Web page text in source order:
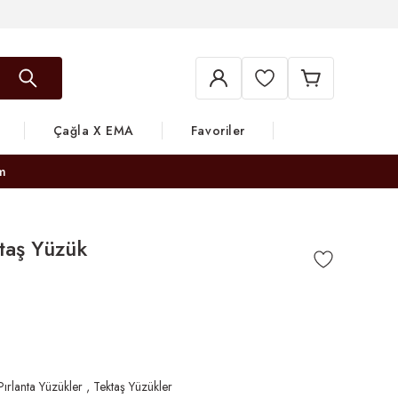
Çağla X EMA Favoriler
Yüzük
Yüzükler , Tektaş Yüzükler